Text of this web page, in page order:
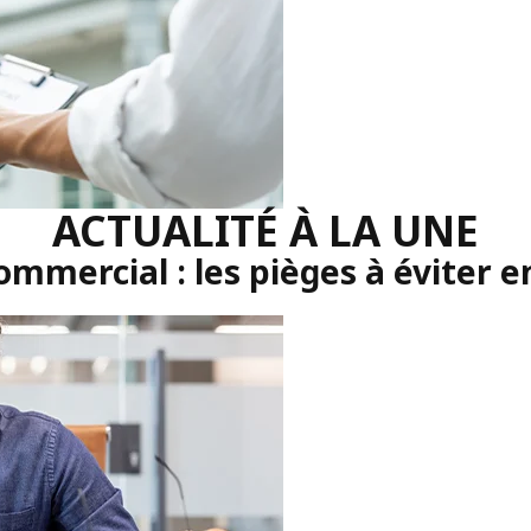
ACTUALITÉ À LA UNE
: les pièges à éviter